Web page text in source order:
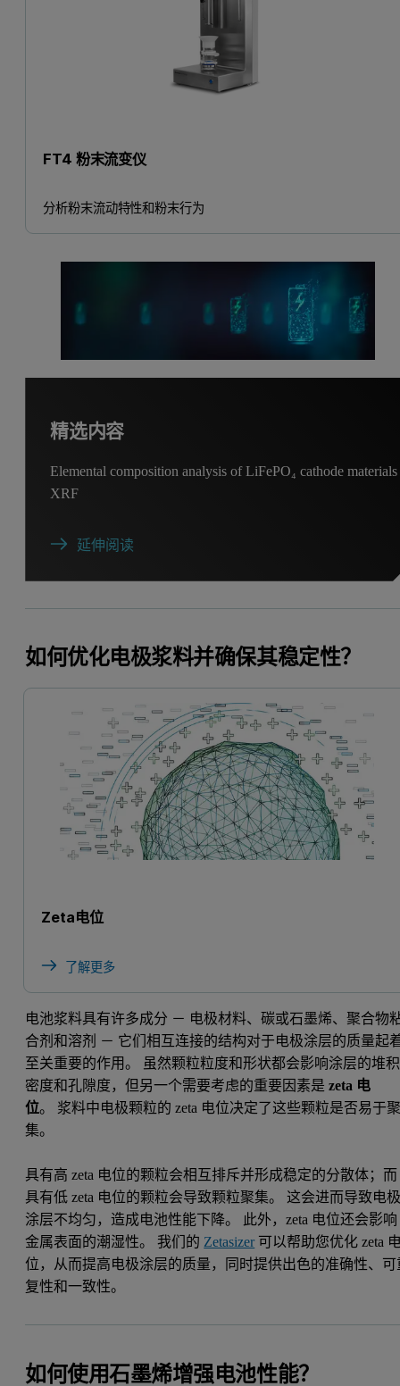
FT4 粉末流变仪
分析粉末流动特性和粉末行为
精选内容
Elemental composition analysis of LiFePO₄ cathode
XRF
延伸阅读
如何优化电极浆料并确保其稳定性？
Zeta电位
了解更多
电池浆料具有许多成分 － 电极材料、碳或石墨烯、聚合物
合剂和溶剂 － 它们相互连接的结构对于电极涂层的质量起
至关重要的作用。 虽然颗粒粒度和形状都会影响涂层的堆积
密度和孔隙度，但另一个需要考虑的重要因素是zeta 电
位。 浆料中电极颗粒的 zeta 电位决定了这些颗粒是否易于
集。
具有高 zeta 电位的颗粒会相互排斥并形成稳定的分散体；而
具有低 zeta 电位的颗粒会导致颗粒聚集。 这会进而导致电
涂层不均匀，造成电池性能下降。 此外，zeta 电位还会影响
金属表面的潮湿性。 我们的 Zetasizer可以帮助您优化 zeta
位，从而提高电极涂层的质量，同时提供出色的准确性、可
复性和一致性。
如何使用石墨烯增强电池性能？